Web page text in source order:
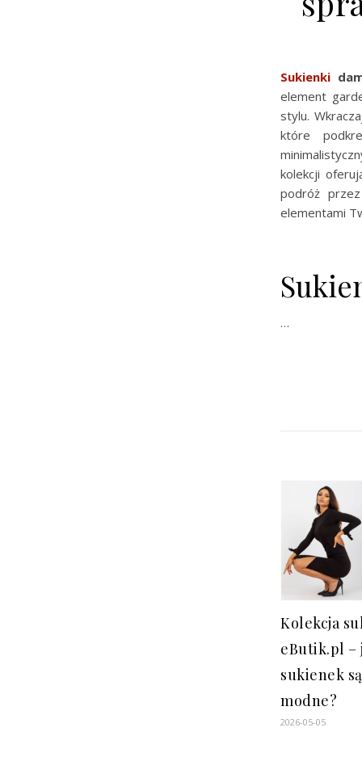
Sukienki
element
stylu.
które
kolekcji
podróż
elementami
…
Kolekcja
eButik.pl –
sukienek
modne?
2026-05-05